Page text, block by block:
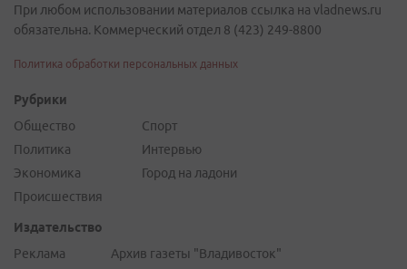
При любом использовании материалов ссылка на vladnews.ru
обязательна. Коммерческий отдел 8 (423) 249-8800
Политика обработки персональных данных
Рубрики
Общество
Политика
Экономика
Происшествия
Спорт
Интервью
Город на ладони
Издательство
Реклама
Архив газеты "Владивосток"